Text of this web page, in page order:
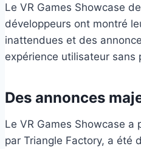
Le VR Games Showcase
développeurs ont montré
inattendues et des
expérience utilisateur sans
Des annonces
Le VR Games Showcase
par Triangle Factory, a été